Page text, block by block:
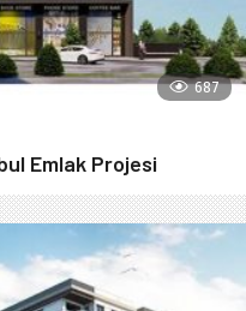
687
Emlak Projesi